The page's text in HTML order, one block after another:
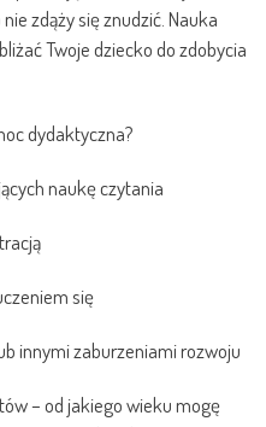
zdąży się znudzić. Nauka
Twoje dziecko do zdobycia
dydaktyczna?
naukę czytania
się
innymi zaburzeniami rozwoju
– od jakiego wieku mogę